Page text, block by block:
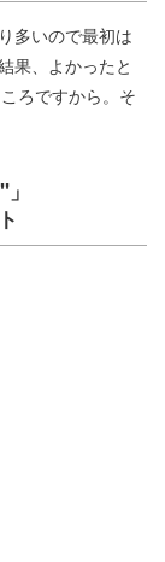
多いので最初は
果、よかったと
ろですから。そ